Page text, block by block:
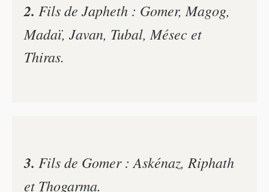
2. Fils de Japheth : Gomer, Magog,
Madaï, Javan, Tubal, Mésec et
Thiras.
3. Fils de Gomer : Askénaz, Riphath
et Thogarma.